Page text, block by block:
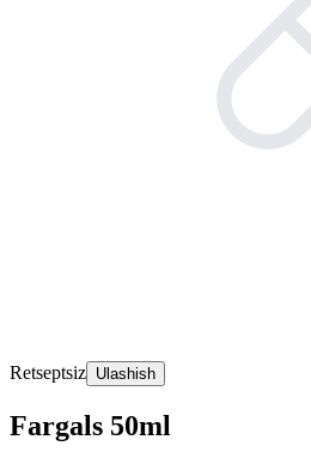
Retseptsiz Ulashish
Fargals 50ml